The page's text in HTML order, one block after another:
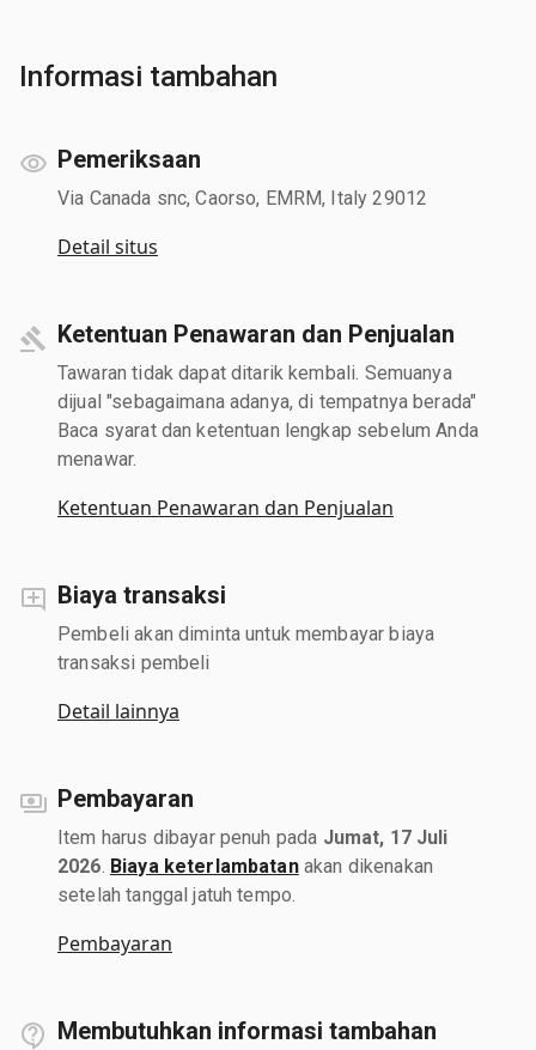
Informasi tambahan
Pemeriksaan
Via Canada snc, Caorso, EMRM, Italy 29012
Detail situs
Ketentuan Penawaran dan Penjualan
Tawaran tidak dapat ditarik kembali. Semuanya
dijual "sebagaimana adanya, di tempatnya berada"
Baca syarat dan ketentuan lengkap sebelum Anda
menawar.
Ketentuan Penawaran dan Penjualan
Biaya transaksi
Pembeli akan diminta untuk membayar biaya
transaksi pembeli
Detail lainnya
Pembayaran
Item harus dibayar penuh pada Jumat, 17 Juli
2026 Biaya keterlambatanakan dikenakan
setelah tanggal jatuh tempo.
Pembayaran
Membutuhkan informasi tambahan